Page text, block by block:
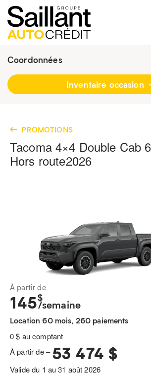
Coordonnées
9h - 19hInventaire occasion
PROMOTIONS
Tacoma 4×4 Double Cab
Hors route2026
À partir de
145$
/semaine
Location 60 mois, 260 paiements
0 $ au comptant
À partir de –53 474 $
Valide du 1 au 31 août 2026